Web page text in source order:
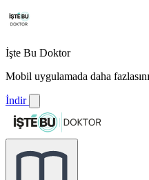
İşte Bu Doktor
Mobil uygulamada daha
İndir